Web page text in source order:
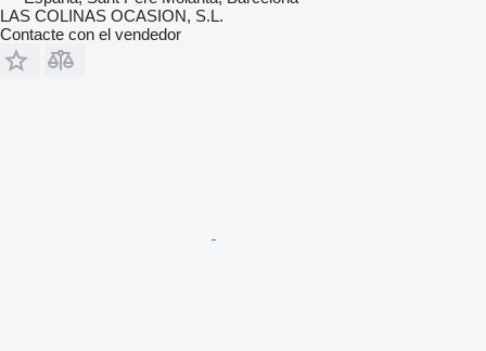
LAS COLINAS OCASION, S.L.
Contacte con el vendedor